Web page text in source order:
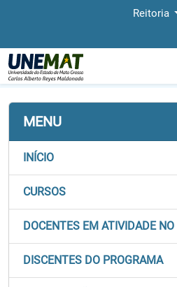
Reitoria
Página Inicial
MENU
INÍCIO
CURSOS
DOCENTES EM ATIVIDADE
DISCENTES DO PROGRAMA